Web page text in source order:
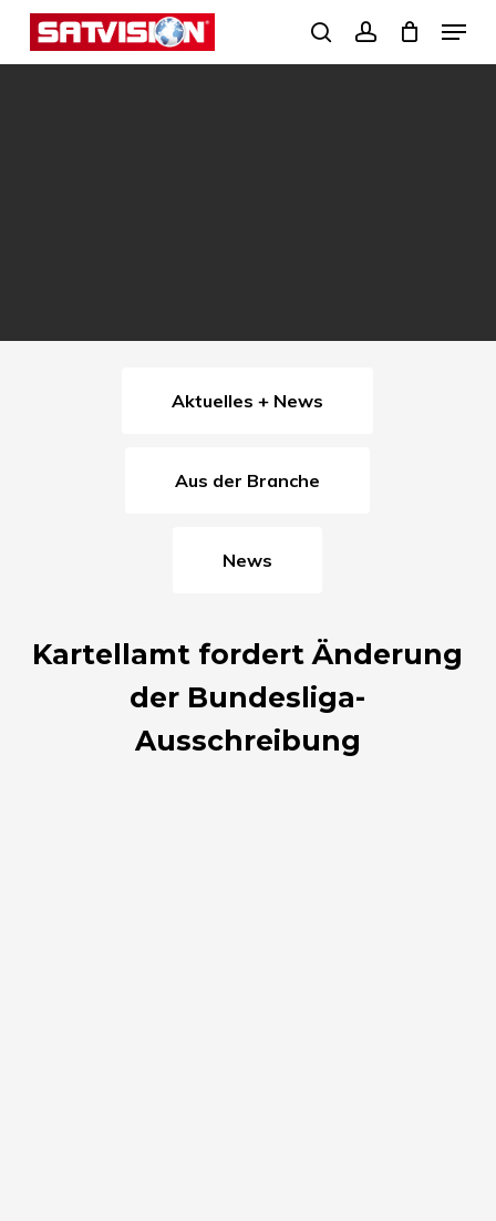
Skip
search
Menu
Aktuelles + News
Aus der Branche
News
Kartellamt fordert Änderung
der Bundesliga-
Ausschreibung